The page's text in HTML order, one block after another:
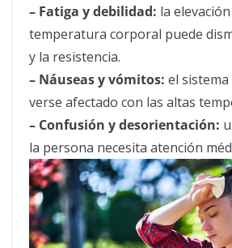
– Fatiga y debilidad: la
temperatura corporal puede
y la resistencia.
– Náuseas y vómitos: el
verse afectado con las altas
– Confusión y desorientación:
la persona necesita atención